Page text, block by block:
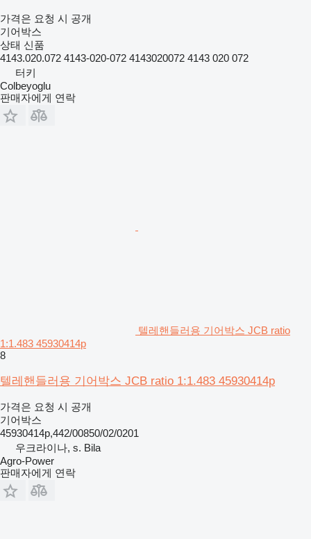
가격은 요청 시 공개
기어박스
상태 신품
4143.020.072 4143-020-072 4143020072 4143 020 072
터키
Colbeyoglu
판매자에게 연락
텔레핸들러용 기어박스 JCB ratio
1:1.483 45930414p
8
텔레핸들러용 기어박스 JCB ratio 1:1.483 45930414p
가격은 요청 시 공개
기어박스
45930414p,442/00850/02/0201
우크라이나, s. Bila
Agro-Power
판매자에게 연락